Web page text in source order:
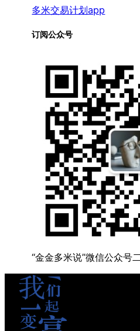
多米交易计划app
订阅公众号
“金金多米说”微信公众号